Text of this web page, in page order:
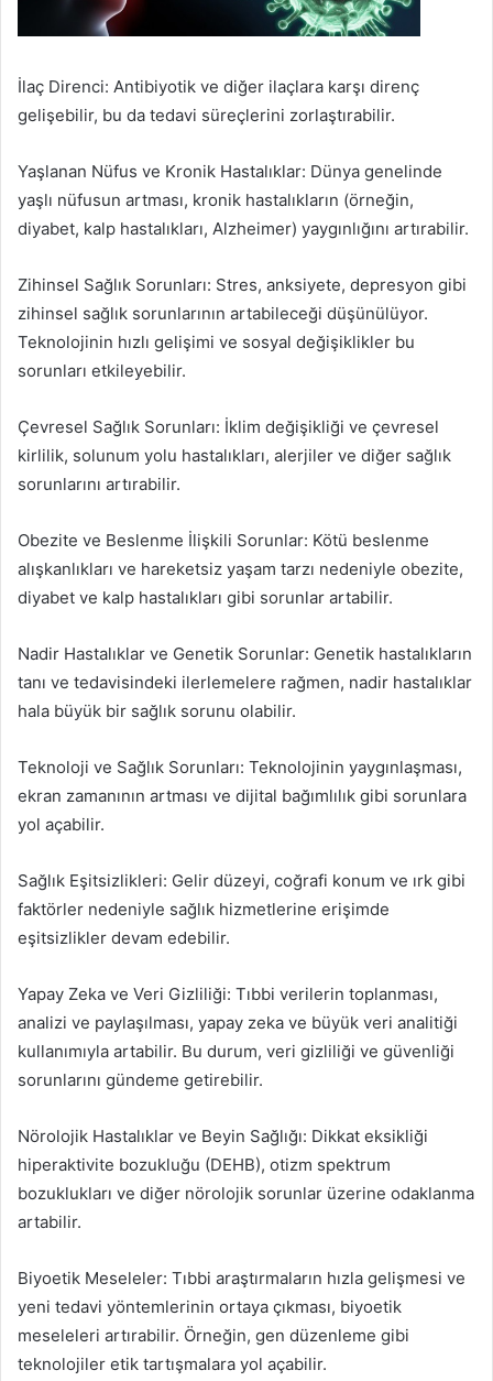
İlaç Direnci: Antibiyotik ve diğer ilaçlara karşı direnç
gelişebilir, bu da tedavi süreçlerini zorlaştırabilir.
Yaşlanan Nüfus ve Kronik Hastalıklar: Dünya genelinde
yaşlı nüfusun artması, kronik hastalıkların (örneğin,
diyabet, kalp hastalıkları, Alzheimer) yaygınlığını artırabilir.
Zihinsel Sağlık Sorunları: Stres, anksiyete, depresyon gibi
zihinsel sağlık sorunlarının artabileceği düşünülüyor.
Teknolojinin hızlı gelişimi ve sosyal değişiklikler bu
sorunları etkileyebilir.
Çevresel Sağlık Sorunları: İklim değişikliği ve çevresel
kirlilik, solunum yolu hastalıkları, alerjiler ve diğer sağlık
sorunlarını artırabilir.
Obezite ve Beslenme İlişkili Sorunlar: Kötü beslenme
alışkanlıkları ve hareketsiz yaşam tarzı nedeniyle obezite,
diyabet ve kalp hastalıkları gibi sorunlar artabilir.
Nadir Hastalıklar ve Genetik Sorunlar: Genetik hastalıkların
tanı ve tedavisindeki ilerlemelere rağmen, nadir hastalıklar
hala büyük bir sağlık sorunu olabilir.
Teknoloji ve Sağlık Sorunları: Teknolojinin yaygınlaşması,
ekran zamanının artması ve dijital bağımlılık gibi sorunlara
yol açabilir.
Sağlık Eşitsizlikleri: Gelir düzeyi, coğrafi konum ve ırk gibi
faktörler nedeniyle sağlık hizmetlerine erişimde
eşitsizlikler devam edebilir.
Yapay Zeka ve Veri Gizliliği: Tıbbi verilerin toplanması,
analizi ve paylaşılması, yapay zeka ve büyük veri analitiği
kullanımıyla artabilir. Bu durum, veri gizliliği ve güvenliği
sorunlarını gündeme getirebilir.
Nörolojik Hastalıklar ve Beyin Sağlığı: Dikkat eksikliği
hiperaktivite bozukluğu (DEHB), otizm spektrum
bozuklukları ve diğer nörolojik sorunlar üzerine odaklanma
artabilir.
Biyoetik Meseleler: Tıbbi araştırmaların hızla gelişmesi ve
yeni tedavi yöntemlerinin ortaya çıkması, biyoetik
meseleleri artırabilir. Örneğin, gen düzenleme gibi
teknolojiler etik tartışmalara yol açabilir.